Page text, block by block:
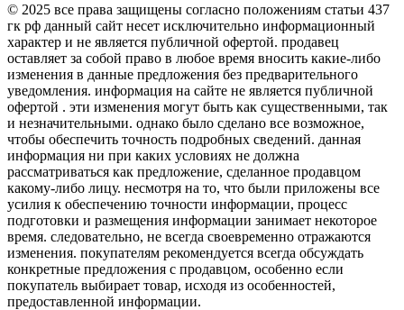
© 2025 все права защищены согласно положениям статьи 437
гк рф данный сайт несет исключительно информационный
характер и не является публичной офертой. продавец
оставляет за собой право в любое время вносить какие-либо
изменения в данные предложения без предварительного
уведомления. информация на сайте не является публичной
офертой . эти изменения могут быть как существенными, так
и незначительными. однако было сделано все возможное,
чтобы обеспечить точность подробных сведений. данная
информация ни при каких условиях не должна
рассматриваться как предложение, сделанное продавцом
какому-либо лицу. несмотря на то, что были приложены все
усилия к обеспечению точности информации, процесс
подготовки и размещения информации занимает некоторое
время. следовательно, не всегда своевременно отражаются
изменения. покупателям рекомендуется всегда обсуждать
конкретные предложения с продавцом, особенно если
покупатель выбирает товар, исходя из особенностей,
предоставленной информации.